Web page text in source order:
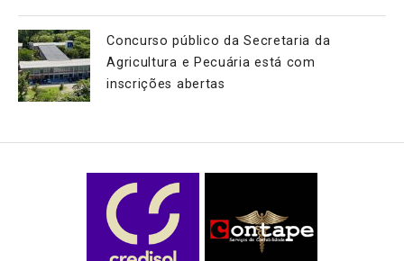
Concurso público da Secretaria da
Agricultura e Pecuária está com
inscrições abertas